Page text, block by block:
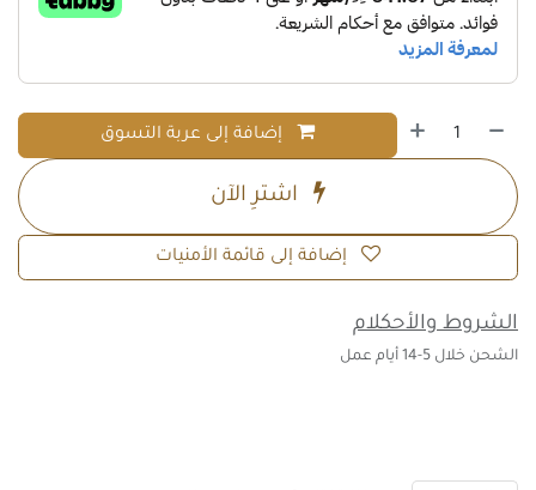
إضافة إلى عربة التسوق
اشترِ الآن
إضافة إلى قائمة الأمنيات
الشروط والأحكلام
الشحن خلال 5-14 أيام عمل